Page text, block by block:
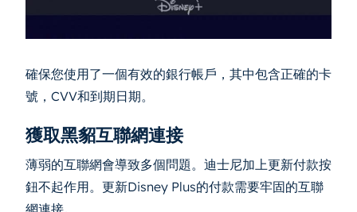
確保您使用了一個有效的銀行帳戶，其中包含正確的卡
號，CVV和到期日期。
獲取黑貂互聯網連接
薄弱的互聯網會導致多個問題。迪士尼加上更新付款按
鈕不起作用。更新Disney Plus的付款需要牢固的互聯